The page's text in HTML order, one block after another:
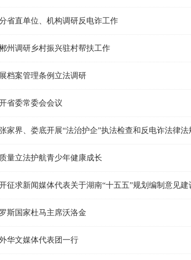
省直单位、机构调研反电诈工作
州调研乡村振兴驻村帮扶工作
档案管理条例立法调研
省委常委会会议
量立法护航青少年健康成长
征求新闻媒体代表关于湖南“十五五”规划编制意见建
斯国家杜马主席沃洛金
华文媒体代表团一行